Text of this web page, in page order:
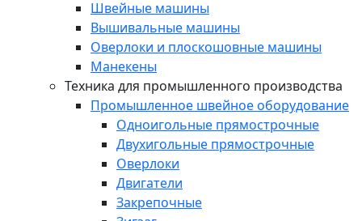
Швейные машины
Вышивальные машины
Оверлоки и плоскошовные машины
Манекены
Техника для промышленного производства
Промышленное швейное оборудование
Одноигольные прямострочные
Двухигольные прямострочные
Оверлоки
Двигатели
Закрепочные